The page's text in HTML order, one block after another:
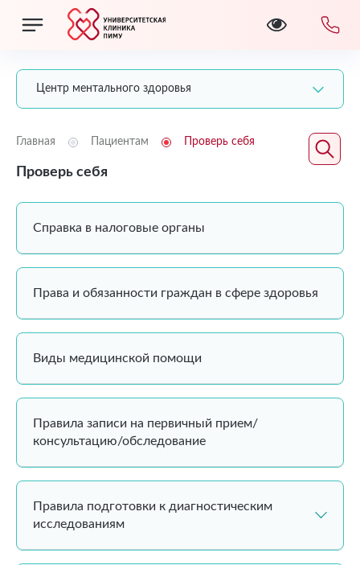
Центр ментального здоровья
Главная Пациентам Проверь себя
Проверь себя
Справка в налоговые органы
Права и обязанности граждан в сфере здоровья
Виды медицинской помощи
Правила записи на первичный прием/
консультацию/обследование
Правила подготовки к диагностическим
исследованиям